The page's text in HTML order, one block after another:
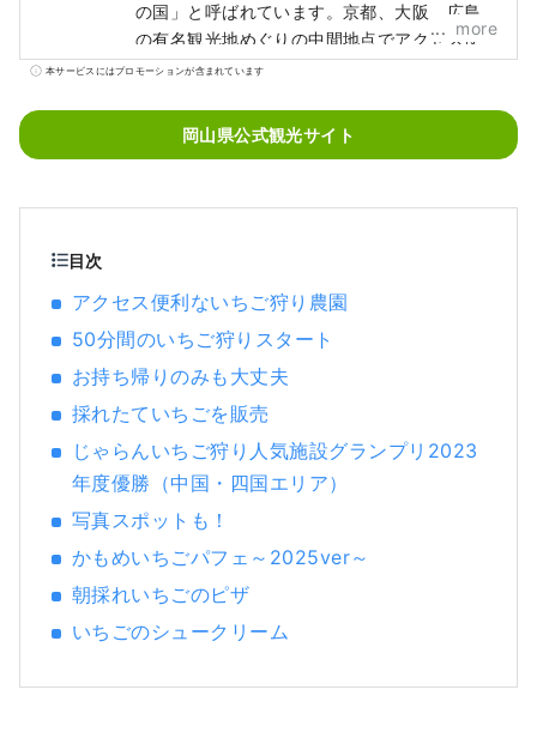
の国」と呼ばれています。京都、大阪、広島
の有名観光地めぐりの中間地点でアクセス便
利！瀬戸大橋を経由して四国に渡る際の玄関
山」とも呼ばれ、瀬戸内の温暖な気候の中、
太陽を浴びたフルーツは、甘さ、香り、味と
ピオーネなど、旬のフルーツが味わえます！
more
本サービスにはプロモーションが含まれています
岡山県公式観光サイト
目次
アクセス便利ないちご狩り農園
50分間のいちご狩りスタート
お持ち帰りのみも大丈夫
採れたていちごを販売
じゃらんいちご狩り人気施設グランプリ2023
年度優勝（中国・四国エリア）
写真スポットも！
かもめいちごパフェ～2025ver～
朝採れいちごのピザ
いちごのシュークリーム